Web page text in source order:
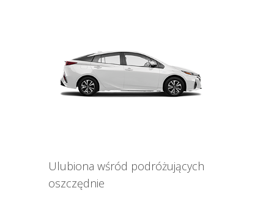
Ulubiona wśród podróżujących
oszczędnie